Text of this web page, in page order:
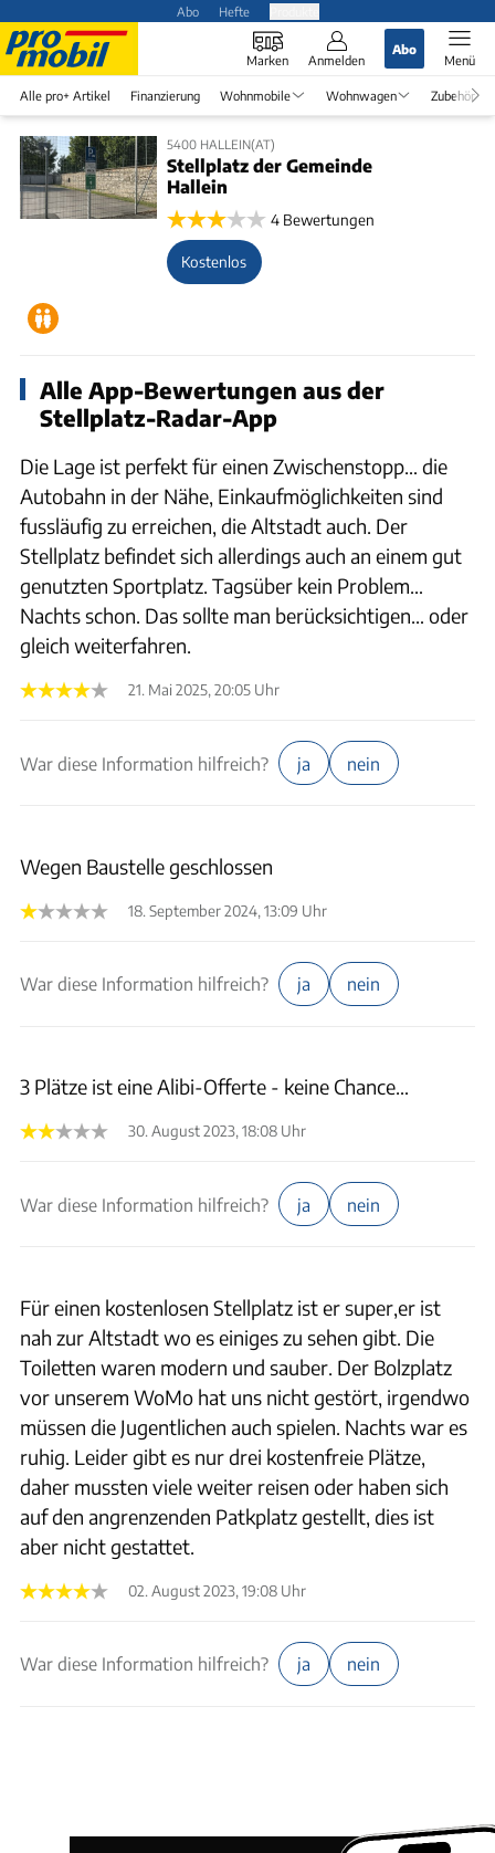
Abo Hefte
Marken Anmelden
Abo
Menü
Alle pro+ Artikel Finanzierung Wohnmobile Wohnwagen Zubehör
5400 HALLEIN(AT)
Stellplatz der Gemeinde
Hallein
4 Bewertungen
Kostenlos
Alle App-Bewertungen aus der
Stellplatz-Radar-App
Die Lage ist perfekt für einen Zwischenstopp… die
Autobahn in der Nähe, Einkaufmöglichkeiten sind
fussläufig zu erreichen, die Altstadt auch. Der
Stellplatz befindet sich allerdings auch an einem gut
genutzten Sportplatz. Tagsüber kein Problem…
Nachts schon. Das sollte man berücksichtigen… oder
gleich weiterfahren.
21. Mai 2025, 20:05 Uhr
War diese Information hilfreich? ja nein
Wegen Baustelle geschlossen
18. September 2024, 13:09 Uhr
War diese Information hilfreich? ja nein
3 Plätze ist eine Alibi-Offerte - keine Chance…
30. August 2023, 18:08 Uhr
War diese Information hilfreich? ja nein
Für einen kostenlosen Stellplatz ist er super,er ist
nah zur Altstadt wo es einiges zu sehen gibt. Die
Toiletten waren modern und sauber. Der Bolzplatz
vor unserem WoMo hat uns nicht gestört, irgendwo
müssen die Jugentlichen auch spielen. Nachts war es
ruhig. Leider gibt es nur drei kostenfreie Plätze,
daher mussten viele weiter reisen oder haben sich
auf den angrenzenden Patkplatz gestellt, dies ist
aber nicht gestattet.
02. August 2023, 19:08 Uhr
War diese Information hilfreich? ja nein